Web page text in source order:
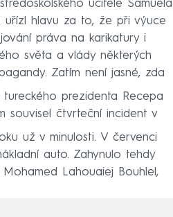
učitele Samuela
uřízl hlavu za to, že při výuce
práva na karikatury i
světa a vlády některých
Zatím není jasné, zda
prezidenta Recepa
souvisel čtvrteční incident v
už v minulosti. V červenci
auto. Zahynulo tehdy
Lahouaiej Bouhlel,